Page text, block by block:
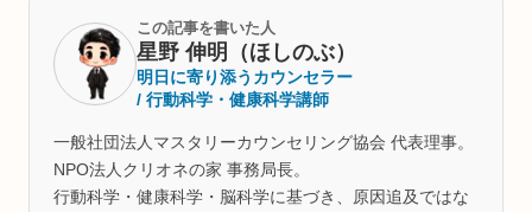
この記事を書いた人
星野 伸明（ほしのぶ）
明日に寄り添うカウンセラー
/ 行動科学・健康科学講師
一般社団法人マスタリーカウンセリング協会 代表理事。
NPO法人クリオネの家 事務局長。
行動科学・健康科学・脳科学に基づき、原因追及ではな